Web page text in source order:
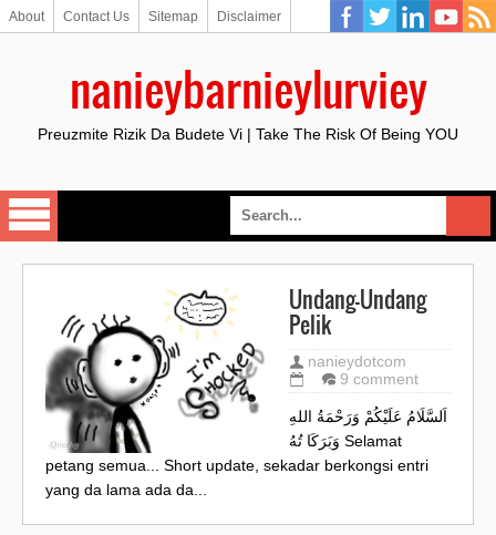
About Contact Us Sitemap Disclaimer
nanieybarnieylurviey
Preuzmite Rizik Da Budete Vi | Take The Risk Of Being YOU
Undang-Undang
Pelik
nanieydotcom
9 comment
اَلسَّلَامُ عَلَيْكُمْ وَرَحْمَةُ اللهِ
وَبَرَكَا تُهُ Selamat
petang semua... Short update, sekadar berkongsi entri
yang da lama ada da...